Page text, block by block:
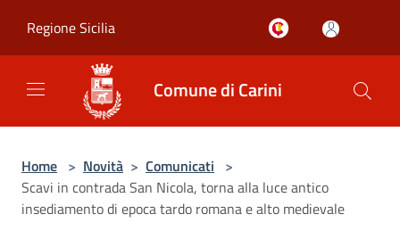
Regione Sicilia
Comune di Carini
Home > Novità > Comunicati >
Scavi in contrada San Nicola, torna alla luce antico
insediamento di epoca tardo romana e alto medievale